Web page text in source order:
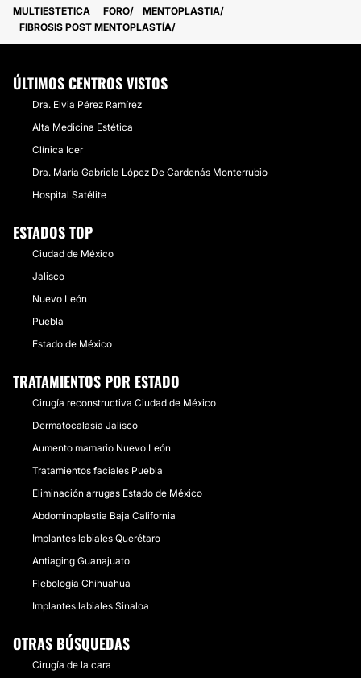
MULTIESTETICA FORO
MENTOPLASTIA
FIBROSIS POST MENTOPLASTÍA
ÚLTIMOS CENTROS VISTOS
Dra. Elvia Pérez Ramírez
Alta Medicina Estética
Clínica Icer
Dra. María Gabriela López De Cardenás Monterrubio
Hospital Satélite
ESTADOS TOP
Ciudad de México
Jalisco
Nuevo León
Puebla
Estado de México
TRATAMIENTOS POR ESTADO
Cirugía reconstructiva Ciudad de México
Dermatocalasia Jalisco
Aumento mamario Nuevo León
Tratamientos faciales Puebla
Eliminación arrugas Estado de México
Abdominoplastia Baja California
Implantes labiales Querétaro
Antiaging Guanajuato
Flebología Chihuahua
Implantes labiales Sinaloa
OTRAS BÚSQUEDAS
Cirugía de la cara